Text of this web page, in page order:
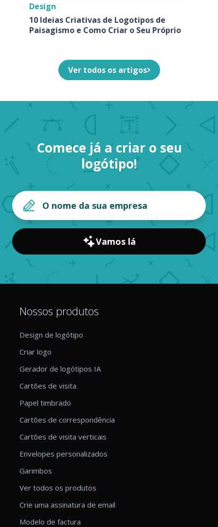
Design
10 Ideias Criativas de Logotipos de
Paisagismo e Como Criar o Seu Próprio
Ver todos os artigos
Comece já a criar o seu
logótipo!
Vamos lá
Nossos produtos
Design de logótipo
Criar logo
Gerador de logótipos IA
Cartões de visita
Papel timbrado
Cartões de correspondência
Cartões de visita verticais
Envelopes personalizados
Garimbos
Ver todos os produtos
Crie uma assinatura de email
Modelo de factura